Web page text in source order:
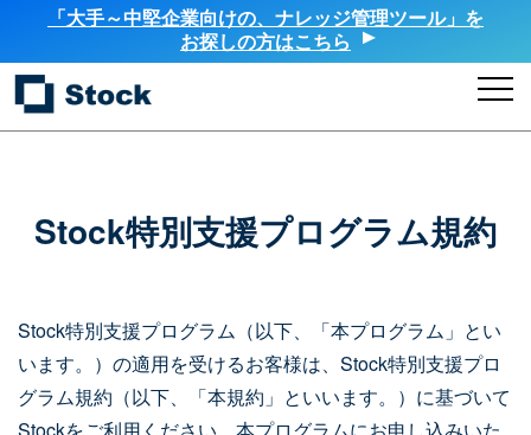
「大手～中堅企業向けの、ナレッジ管理ツール」を
お探しの方はこちら
Stock特別支援プログラム規約
Stock特別支援プログラム（以下、「本プログラム」とい
います。）の適用を受けるお客様は、Stock特別支援プロ
グラム規約（以下、「本規約」といいます。）に基づいて